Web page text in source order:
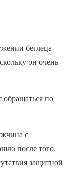
беглеца
он очень
обращаться по
с
после того,
защитной